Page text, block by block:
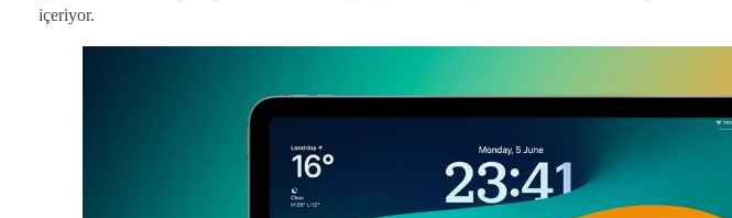
içeriyor.